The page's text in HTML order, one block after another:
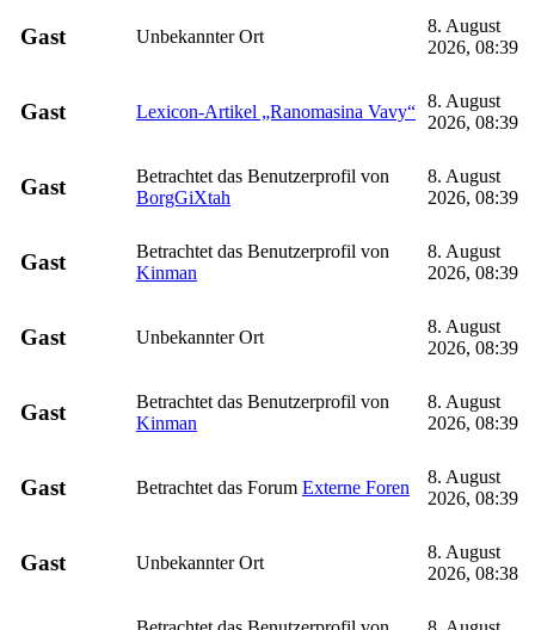
Gast Unbekannter Ort
8. August
2026, 08:39
Gast Lexicon-Artikel „Ranomasina Vavy“
8. August
2026, 08:39
Gast
Betrachtet das Benutzerprofil von
BorgGiXtah
8. August
2026, 08:39
Gast
Betrachtet das Benutzerprofil von
Kinman
8. August
2026, 08:39
Gast Unbekannter Ort
8. August
2026, 08:39
Gast
Betrachtet das Benutzerprofil von
Kinman
8. August
2026, 08:39
Gast Betrachtet das Forum Externe Foren
8. August
2026, 08:39
Gast Unbekannter Ort
8. August
2026, 08:38